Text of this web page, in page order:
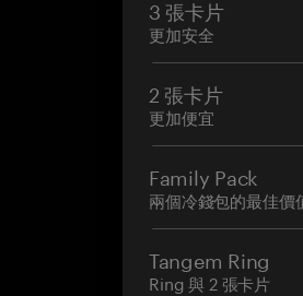
3 張卡片
更加安全
2 張卡片
更加便宜
Family Pack
兩個冷錢包的最佳價
Tangem Ring
Ring 與 2 張卡片